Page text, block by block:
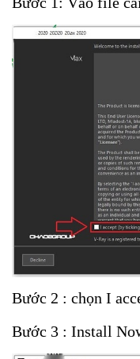
Bước 2 : chọn I
Bước 3 : Install